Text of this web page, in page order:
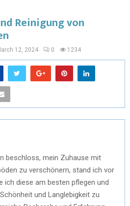
Reinigung von
12, 2024 0 1234
beschloss, mein Zuhause mit
zu verschönern, stand ich vor
ich diese am besten pflegen und
und Langlebigkeit zu